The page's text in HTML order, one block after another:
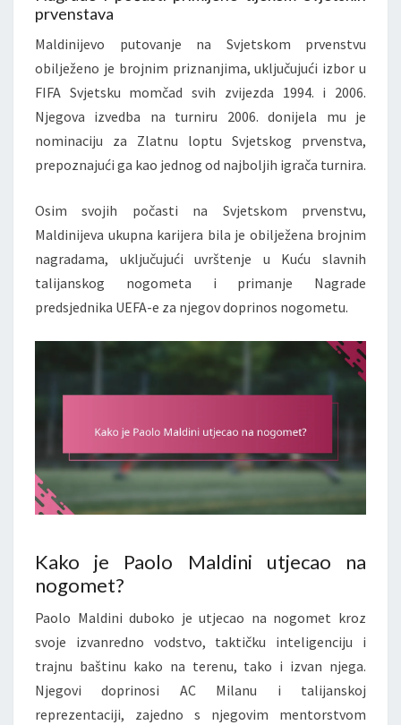
prvenstava
Maldinijevo putovanje na Svjetskom prvenstvu
obilježeno je brojnim priznanjima, uključujući izbor u
FIFA Svjetsku momčad svih zvijezda 1994. i 2006.
Njegova izvedba na turniru 2006. donijela mu je
nominaciju za Zlatnu loptu Svjetskog prvenstva,
prepoznajući ga kao jednog od najboljih igrača turnira.
Osim svojih počasti na Svjetskom prvenstvu,
Maldinijeva ukupna karijera bila je obilježena brojnim
nagradama, uključujući uvrštenje u Kuću slavnih
talijanskog nogometa i primanje Nagrade
predsjednika UEFA-e za njegov doprinos nogometu.
Kako je Paolo Maldini utjecao na
nogomet?
Paolo Maldini duboko je utjecao na nogomet kroz
svoje izvanredno vodstvo, taktičku inteligenciju i
trajnu baštinu kako na terenu, tako i izvan njega.
Njegovi doprinosi AC Milanu i talijanskoj
reprezentaciji, zajedno s njegovim mentorstvom